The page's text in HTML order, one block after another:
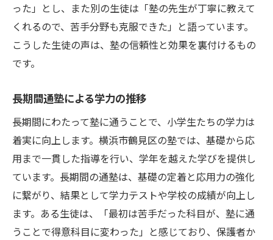
った」とし、また別の生徒は「塾の先生が丁寧に教えて
くれるので、苦手分野も克服できた」と語っています。
こうした生徒の声は、塾の信頼性と効果を裏付けるもの
です。
長期間通塾による学力の推移
長期間にわたって塾に通うことで、小学生たちの学力は
着実に向上します。横浜市鶴見区の塾では、基礎から応
用まで一貫した指導を行い、学年を越えた学びを提供し
ています。長期間の通塾は、基礎の定着と応用力の強化
に繋がり、結果として学力テストや学校の成績が向上し
ます。ある生徒は、「最初は苦手だった科目が、塾に通
うことで得意科目に変わった」と感じており、保護者か